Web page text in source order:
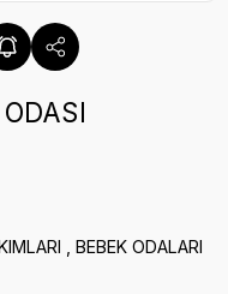
BEBEK ODALARI